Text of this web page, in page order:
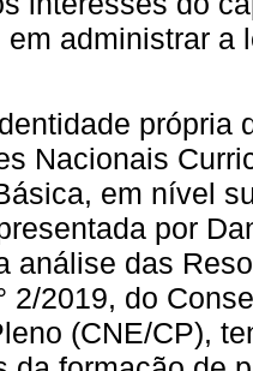
em administrar a
própria
Nacionais
em nível
por
análise das
2/2019, do
(CNE/CP),